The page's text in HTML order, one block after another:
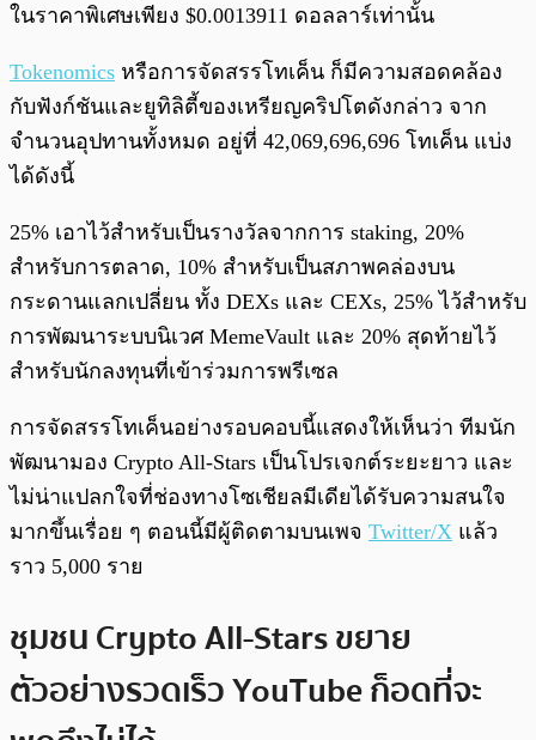
ในราคาพิเศษเพียง $0.0013911 ดอลลาร์เท่านั้น
Tokenomics หรือการจัดสรรโทเค็น ก็มีความสอดคล้อง
กับฟังก์ชันและยูทิลิตี้ของเหรียญคริปโตดังกล่าว จาก
จำนวนอุปทานทั้งหมด อยู่ที่ 42,069,696,696 โทเค็น แบ่ง
ได้ดังนี้
25% เอาไว้สำหรับเป็นรางวัลจากการ staking, 20%
สำหรับการตลาด, 10% สำหรับเป็นสภาพคล่องบน
กระดานแลกเปลี่ยน ทั้ง DEXs และ CEXs, 25% ไว้สำหรับ
การพัฒนาระบบนิเวศ MemeVault และ 20% สุดท้ายไว้
สำหรับนักลงทุนที่เข้าร่วมการพรีเซล
การจัดสรรโทเค็นอย่างรอบคอบนี้แสดงให้เห็นว่า ทีมนัก
พัฒนามอง Crypto All-Stars เป็นโปรเจกต์ระยะยาว และ
ไม่น่าแปลกใจที่ช่องทางโซเชียลมีเดียได้รับความสนใจ
มากขึ้นเรื่อย ๆ ตอนนี้มีผู้ติดตามบนเพจ Twitter/X แล้ว
ราว 5,000 ราย
ชุมชน Crypto All-Stars ขยาย
ตัวอย่างรวดเร็ว YouTube ก็อดที่จะ